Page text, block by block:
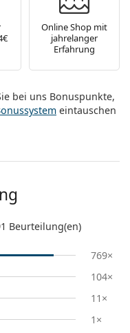
Online Shop mit
jahrelanger
Erfahrung
bei uns Bonuspunkte,
eintauschen
Beurteilung(en)
769×
104×
11×
1×